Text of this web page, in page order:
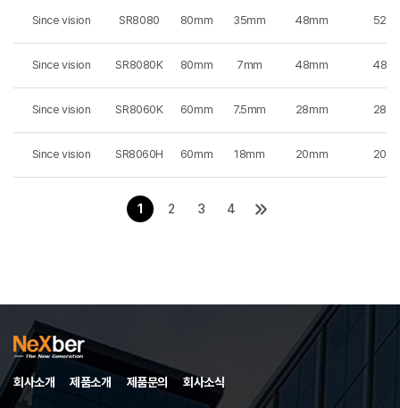
Since vision SR8080 80mm 35mm 48mm
Since vision SR8080K 80mm 7mm 48mm
Since vision SR8060K 60mm 7.5mm 28mm
Since vision SR8060H 60mm 18mm 20mm
1 2 3 4
회사소개 제품소개 제품문의 회사소식